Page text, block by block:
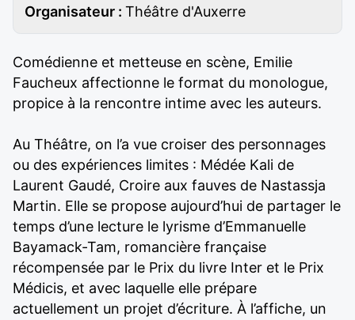
Organisateur : Théâtre d'Auxerre
Comédienne et metteuse en scène, Emilie
Faucheux affectionne le format du monologue,
propice à la rencontre intime avec les auteurs.
Au Théâtre, on l’a vue croiser des personnages
ou des expériences limites : Médée Kali de
Laurent Gaudé, Croire aux fauves de Nastassja
Martin. Elle se propose aujourd’hui de partager le
temps d’une lecture le lyrisme d’Emmanuelle
Bayamack-Tam, romancière française
récompensée par le Prix du livre Inter et le Prix
Médicis, et avec laquelle elle prépare
actuellement un projet d’écriture. À l’affiche, un